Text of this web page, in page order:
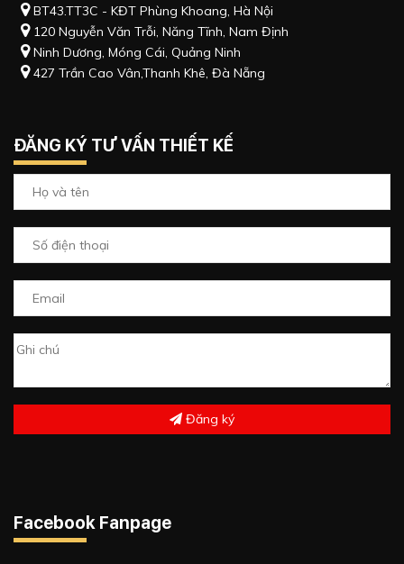
BT43.TT3C - KĐT Phùng Khoang, Hà Nội
120 Nguyễn Văn Trỗi, Năng Tĩnh, Nam Định
Ninh Dương, Móng Cái, Quảng Ninh
427 Trần Cao Vân,Thanh Khê, Đà Nẵng
ĐĂNG KÝ TƯ VẤN THIẾT KẾ
Đăng ký
Facebook Fanpage